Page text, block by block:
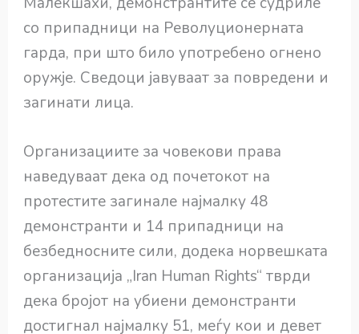
со припадници на Револуционерната
гарда, при што било употребено огнено
оружје. Сведоци јавуваат за повредени и
загинати лица.
Организациите за човекови права
наведуваат дека од почетокот на
протестите загинале најмалку 48
демонстранти и 14 припадници на
безбедносните сили, додека норвешката
организација „Iran Human Rights“ тврди
дека бројот на убиени демонстранти
достигнал најмалку 51, меѓу кои и девет